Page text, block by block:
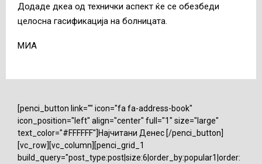
Додаде дкеа од технички аспект ќе се обезбеди
целосна гасификација на болницата.
МИА
[penci_button link="" icon="fa fa-address-book"
icon_position="left" align="center" full="1" size="large"
text_color="#FFFFFF"]Најчитани Денес [/penci_button]
[vc_row][vc_column][penci_grid_1
build_query="post_type:post|size:6|order_by:popular1|order: